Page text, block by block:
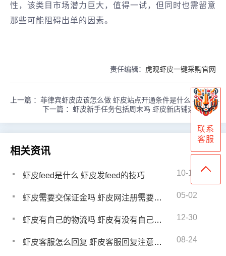
性，该类目市场潜力巨大，值得一试，但同时也需留意
那些可能阻碍出单的因素。
责任编辑： 虎观虾皮一键采购官网
上一篇 ： 菲律宾虾皮应该怎么做 虾皮站点开通条件是什么
下一篇 ： 虾皮新手任务包括周末吗 虾皮新店铺运营技巧
相关资讯
虾皮feed是什么 虾皮发feed的技巧 10-12
虾皮需要交保证金吗 虾皮网注册需要准备什么资料 05-02
虾皮有自己的物流吗 虾皮有没有自己的物流 12-30
虾皮客服怎么回复 虾皮客服回复注意事项 08-24
联系
客服